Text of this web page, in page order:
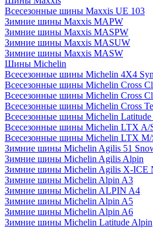
Всесезонные шины Maxxis UE 103
Зимние шины Maxxis MAPW
Зимние шины Maxxis MASPW
Зимние шины Maxxis MASUW
Зимние шины Maxxis MASW
Шины Michelin
Всесезонные шины Michelin 4X4
Всесезонные шины Michelin Cross
Всесезонные шины Michelin Cross
Всесезонные шины Michelin Cross
Всесезонные шины Michelin Latitude
Всесезонные шины Michelin LTX A/
Всесезонные шины Michelin LTX M/
Зимние шины Michelin Agilis 51
Зимние шины Michelin Agilis Alpin
Зимние шины Michelin Agilis X-ICE
Зимние шины Michelin Alpin A3
Зимние шины Michelin ALPIN A4
Зимние шины Michelin Alpin A5
Зимние шины Michelin Alpin A6
Зимние шины Michelin Latitude Alpin